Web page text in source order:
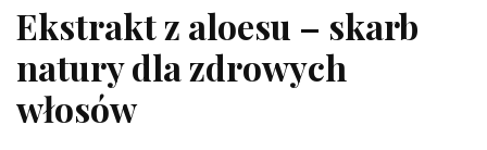
Ekstrakt z aloesu – skarb
natury dla zdrowych
włosów